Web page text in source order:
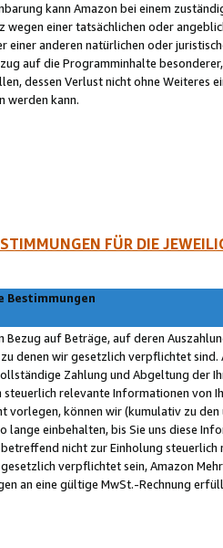
kann Amazon bei einem
wegen einer tatsächlichen oder
einer anderen natürlichen oder
auf die Programminhalte
dessen Verlust nicht ohne Weiteres
werden kann.
FÜR DIE
Bestimmungen
Bezug auf Beträge, auf deren
denen wir gesetzlich verpflichtet
Zahlung und Abgeltung der
relevante Informationen von
vorlegen, können wir (kumulativ zu
lange einbehalten, bis Sie uns diese
nicht zur Einholung
verpflichtet sein, Amazon
an eine gültige MwSt.-Rechnung